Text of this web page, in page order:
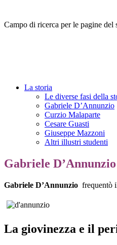
Campo di ricerca per le pagine del
La storia
Le diverse fasi della
Gabriele D’Annunzio
Curzio Malaparte
Cesare Guasti
Giuseppe Mazzoni
Altri illustri studenti
Gabriele D’Annunzio
Gabriele D’Annunzio frequentò
La giovinezza e il